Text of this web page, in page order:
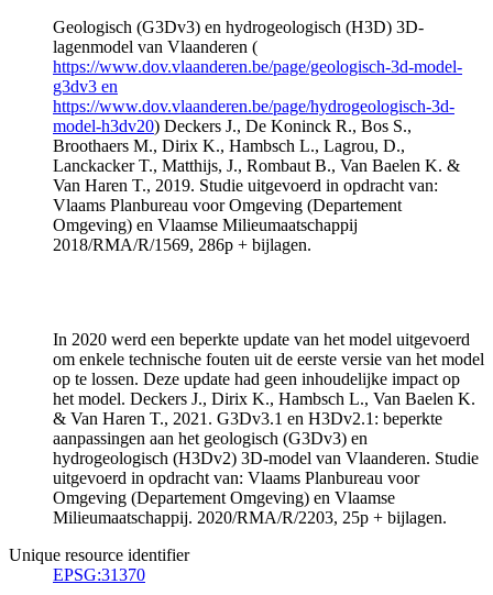
Geologisch (G3Dv3) en hydrogeologisch (H3D) 3D-
lagenmodel van Vlaanderen (
https://www.dov.vlaanderen.be/page/geologisch-3d-model-
g3dv3 en
https://www.dov.vlaanderen.be/page/hydrogeologisch-3d-
model-h3dv20) Deckers J., De Koninck R., Bos S.,
Broothaers M., Dirix K., Hambsch L., Lagrou, D.,
Lanckacker T., Matthijs, J., Rombaut B., Van Baelen K. &
Van Haren T., 2019. Studie uitgevoerd in opdracht van:
Vlaams Planbureau voor Omgeving (Departement
Omgeving) en Vlaamse Milieumaatschappij
2018/RMA/R/1569, 286p + bijlagen.
In 2020 werd een beperkte update van het model uitgevoerd
om enkele technische fouten uit de eerste versie van het model
op te lossen. Deze update had geen inhoudelijke impact op
het model. Deckers J., Dirix K., Hambsch L., Van Baelen K.
& Van Haren T., 2021. G3Dv3.1 en H3Dv2.1: beperkte
aanpassingen aan het geologisch (G3Dv3) en
hydrogeologisch (H3Dv2) 3D-model van Vlaanderen. Studie
uitgevoerd in opdracht van: Vlaams Planbureau voor
Omgeving (Departement Omgeving) en Vlaamse
Milieumaatschappij. 2020/RMA/R/2203, 25p + bijlagen.
Unique resource identifier
EPSG:31370